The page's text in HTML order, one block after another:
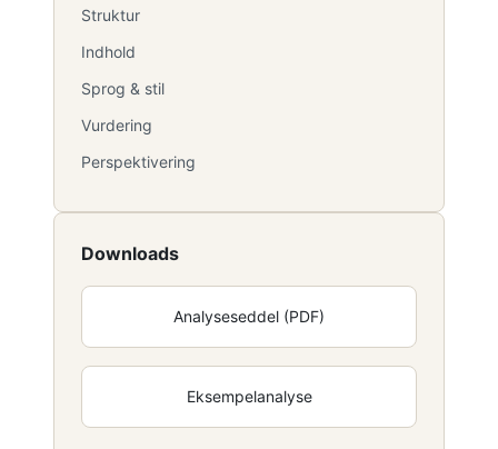
Struktur
Indhold
Sprog & stil
Vurdering
Perspektivering
Downloads
Analyseseddel (PDF)
Eksempelanalyse